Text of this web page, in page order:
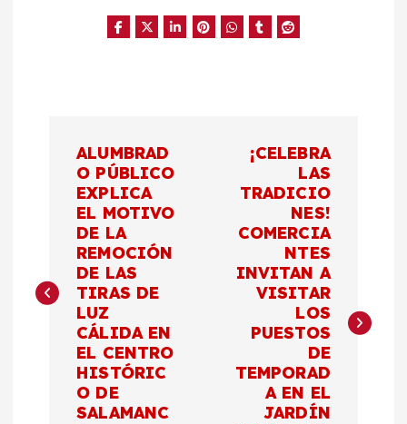
e
g
ALUMBRAD
O PÚBLICO
EXPLICA
EL MOTIVO
DE LA
REMOCIÓN
DE LAS
TIRAS DE
LUZ
CÁLIDA EN
EL CENTRO
HISTÓRIC
O DE
SALAMANC
¡CELEBRA
LAS
TRADICIO
NES!
COMERCIA
NTES
INVITAN A
VISITAR
LOS
PUESTOS
DE
TEMPORAD
A EN EL
JARDÍN